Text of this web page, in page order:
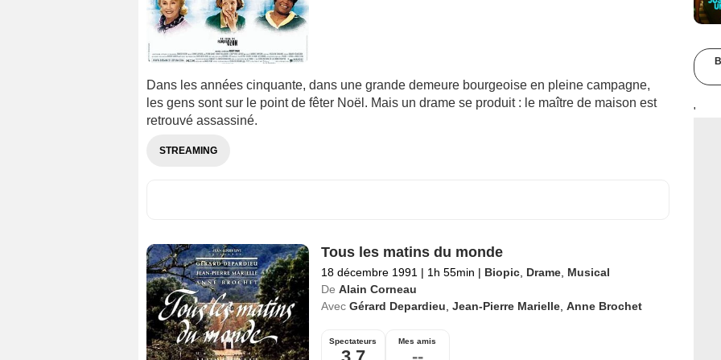
Dans les années cinquante, dans une grande demeure bourgeoise en pleine campagne,
les gens sont sur le point de fêter Noël. Mais un drame se produit : le maître de maison est
retrouvé assassiné.
STREAMING
Tous les matins du monde
18 décembre 1991 | 1h 55min | Biopic, Drame, Musical
De Alain Corneau
Avec Gérard Depardieu Jean-Pierre Marielle, Anne Brochet
Spectateurs Mes amis
'